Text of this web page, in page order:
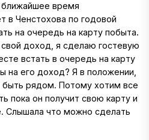
время
в Ченстохова по годовой
на очередь на карту побыта.
доход, я сделаю гостевую
встать в очередь на карту
на его доход? Я в положении,
рядом. Потому хотим все
пока он получит свою карту и
Слышала что можно сделать